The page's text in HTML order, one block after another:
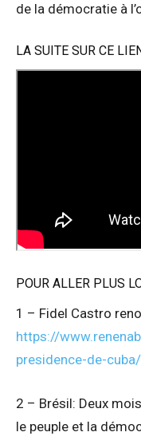
de la démocratie à
LA SUITE SUR CE
POUR ALLER PLUS
1 – Fidel Castro
https://
presidence-de-cuba/
2 – Brésil: Deux
le peuple et la